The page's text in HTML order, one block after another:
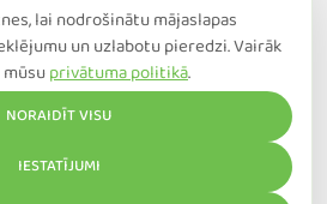
lai nodrošinātu mājaslapas
un uzlabotu pieredzi. Vairāk
privātuma politikā.
NORAIDĪT VISU
IESTATĪJUMI
COOKIE IESTATĪJUMI